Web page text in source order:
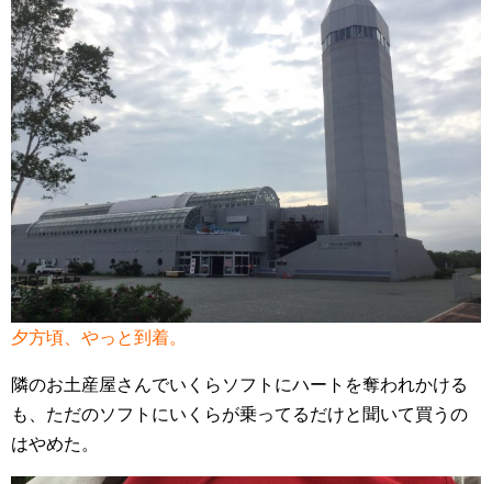
夕方頃、やっと到着。
隣のお土産屋さんでいくらソフトにハートを奪われかける
も、ただのソフトにいくらが乗ってるだけと聞いて買うの
はやめた。